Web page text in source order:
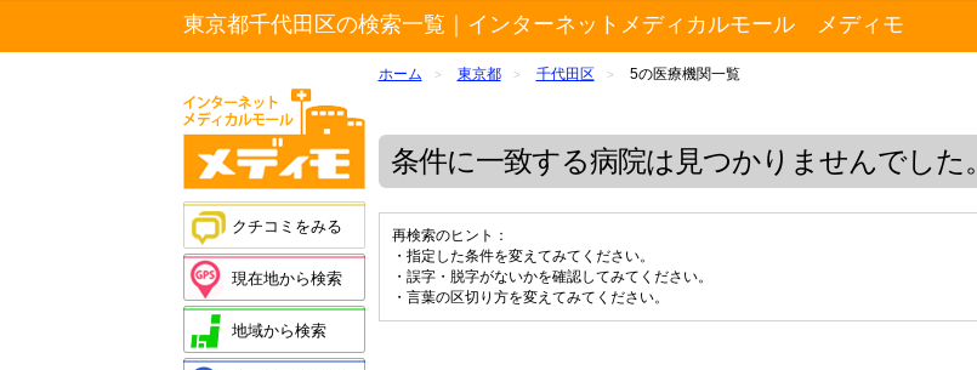
東京都千代田区の検索一覧｜インターネットメディカルモール メディモ
クチコミをみる
現在地から検索
地域から検索
ホーム > 東京都 > 千代田区 > 5の医療機関一覧
条件に一致する病院は見つかりませんでした。
再検索のヒント：
・指定した条件を変えてみてください。
・誤字・脱字がないかを確認してみてください。
・言葉の区切り方を変えてみてください。